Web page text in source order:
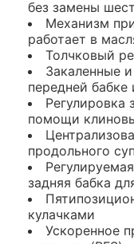
без замены
Механизм
работает в
Толчковый
Закаленные
передней бабке
Регулировка
помощи
продольного
задняя бабка
кулачками
Ускоренное